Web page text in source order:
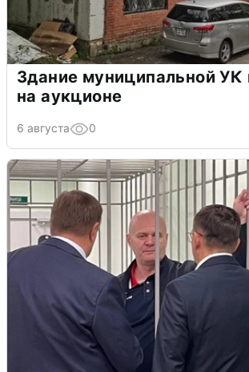
Здание муниципальной УК
на аукционе
6 августа 0